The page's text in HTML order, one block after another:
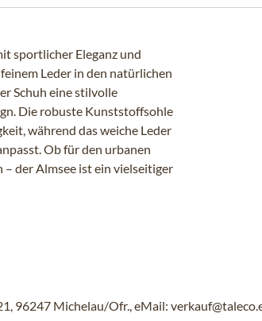
sportlicher Eleganz und
Leder in den natürlichen
Schuh eine stilvolle
Die robuste Kunststoffsohle
während das weiche Leder
Ob für den urbanen
der Almsee ist ein vielseitiger
96247 Michelau/Ofr., eMail: